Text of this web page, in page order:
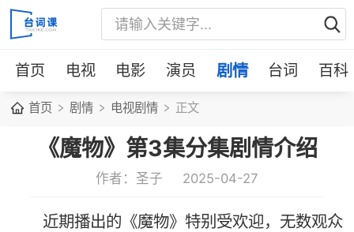
首页 电视 电影 演员 剧情 台词 百科
首页 剧情 电视剧情 正文
《魔物》第3集分集剧情介绍
作者：圣子 2025-04-27
近期播出的《魔物》特别受欢迎，无数观众